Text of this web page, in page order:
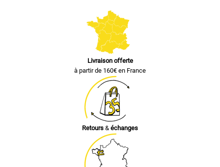
Livraison offerte
à partir de 160€ en France
Retours & échanges